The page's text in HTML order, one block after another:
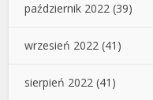
październik 2022 (39)
wrzesień 2022 (41)
sierpień 2022 (41)